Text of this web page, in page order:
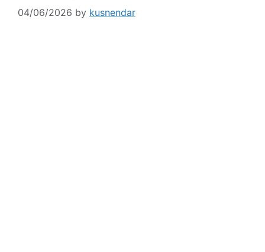
04/06/2026 by kusnendar